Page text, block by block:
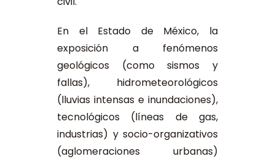
En el Estado de México, la
exposición a fenómenos
geológicos (como sismos y
fallas), hidrometeorológicos
(lluvias intensas e inundaciones),
tecnológicos (líneas de gas,
industrias) y socio-organizativos
(aglomeraciones urbanas)